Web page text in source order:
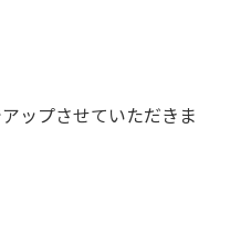
ップさせていただきま